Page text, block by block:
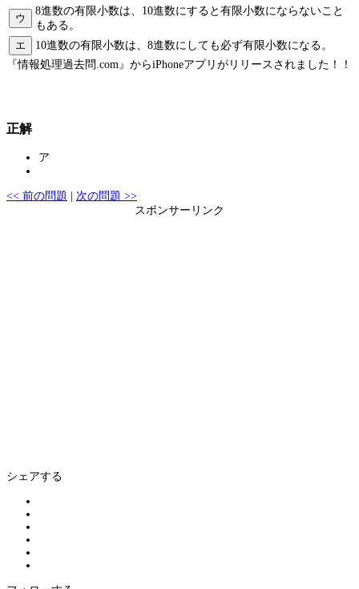
ウ
8進数の有限小数は、10進数にすると有限小数にならないこと
もある。
エ
10進数の有限小数は、8進数にしても必ず有限小数になる。
『情報処理過去問.com』からiPhoneアプリがリリースされました！！
正解
ア
<< 前の問題
次の問題 >>
スポンサーリンク
シェアする